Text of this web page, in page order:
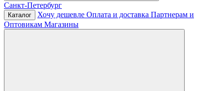
Санкт-Петербург
Каталог Хочу дешевле Оплата и доставка Партнерам и
Оптовикам Магазины